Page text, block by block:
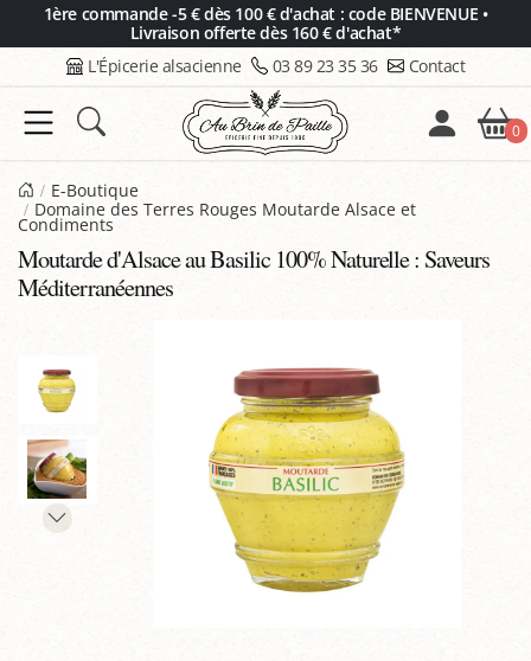
1ère commande -5 € dès 100 € d'achat : code BIENVENUE •
Livraison offerte dès 160 € d'achat*
L'Épicerie alsacienne 03 89 23 35 36 Contact
0
E-Boutique
Domaine des Terres Rouges Moutarde Alsace et
Condiments
Moutarde d'Alsace au Basilic 100% Naturelle : Saveurs
Méditerranéennes
Panneau de gestion des cookies